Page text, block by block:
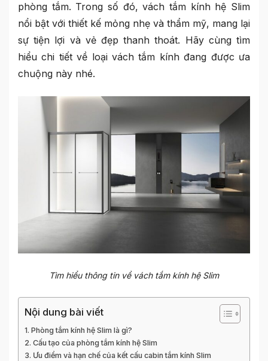
phòng tắm. Trong số đó, vách tắm kính hệ Slim
nổi bật với thiết kế mỏng nhẹ và thẩm mỹ, mang lại
sự tiện lợi và vẻ đẹp thanh thoát. Hãy cùng tìm
hiểu chi tiết về loại vách tắm kính đang được ưa
chuộng này nhé.
Tìm hiểu thông tin về vách tắm kính hệ Slim
Nội dung bài viết
Phòng tắm kính hệ Slim là gì?
Cấu tạo của phòng tắm kính hệ Slim
Ưu điểm và hạn chế của kết cấu cabin tắm kính Slim